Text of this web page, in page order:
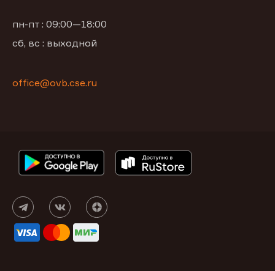
пн-пт : 09:00—18:00
сб, вс : выходной
office@ovb.cse.ru